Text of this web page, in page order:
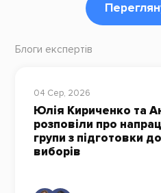
Блоги експертів
04 Сер, 2026
Юлія Кириченко та
розповіли про
групи з підготовки
виборів